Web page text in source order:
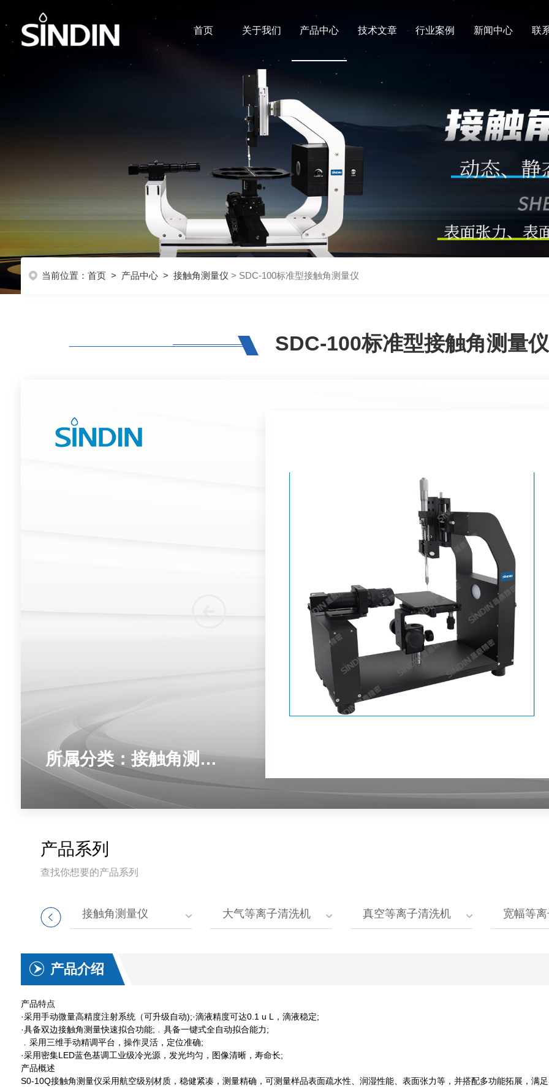
首页 关于我们 产品中心 技术文章 行业案例 新闻中心 联
当前位置： 首页> 产品中心> 接触角测量仪 > SDC-100标准型接触角测量仪
SDC-100标准型接触角测量仪
所属分类：接触角测量仪
产品系列
查找你想要的产品系列
接触角测量仪 大气等离子清洗机 真空等离子清洗机 宽幅等
产品介绍
产品特点
·采用手动微量高精度注射系统（可升级自动);·滴液精度可达0.1 u L，滴液稳定;
·具备双边接触角测量快速拟合功能;﹒具备一键式全自动拟合能力;
﹒采用三维手动精调平台，操作灵活，定位准确;
·采用密集LED蓝色基调工业级冷光源，发光均匀，图像清晰，寿命长;
产品概述
S0-10Q接触角测量仪采用航空级别材质，稳健紧凑，测量精确，可测量样品表面疏水性、润湿性能、表面张力等，并搭配多功能拓展，满